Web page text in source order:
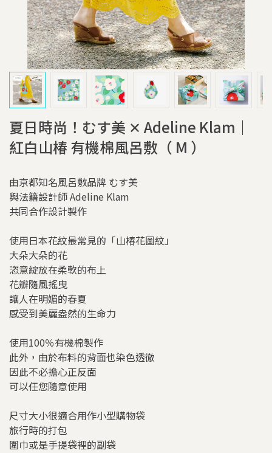
夏日時尚！むす美 ✕ Adeline Klam｜
紅白山椿 有機棉風呂敷（ M ）
由京都知名風呂敷品牌 むす美
與法籍設計師 Adeline Klam
共同合作設計製作
使用日本花紋最常見的「山椿花圖紋」
大朵大朵的花
恣意綻放在柔軟的布上
花瓣隨風搖曳
讓人在明媚的春夏
感受到美麗盎然的生命力
使用100％有機棉製作
此外，由於布料的背面也染色透徹
因此不必擔心正反面
可以任您隨意使用
尺寸大小很適合用作小型購物袋
旅行時的打包
圍巾或是手提袋裡的副袋